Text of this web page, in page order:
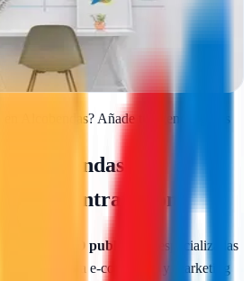
y diseño web para empresas que
Alcobendas? Añade tu agencia gratis
Alcobendas
de contratación
agencias SEO publicadas
especializadas
SEO para e-commerce y marketing